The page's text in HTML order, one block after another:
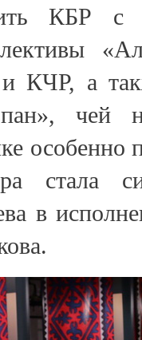
КБР с
КЧР, а
чей
особенно
стала
в